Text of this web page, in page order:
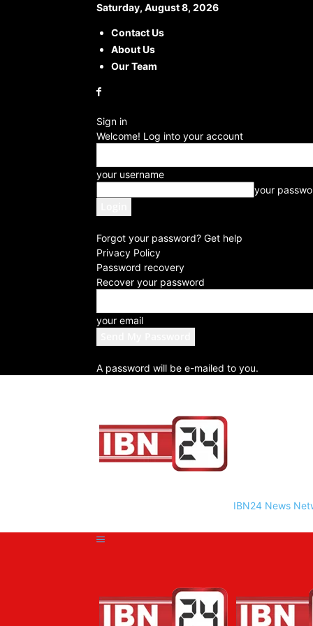
Saturday, August 8, 2026
Contact Us
About Us
Our Team
Sign in
Welcome! Log into your account
your username
your
Forgot your password? Get help
Privacy Policy
Password recovery
Recover your password
your email
A password will be e-mailed to you.
IBN24 News